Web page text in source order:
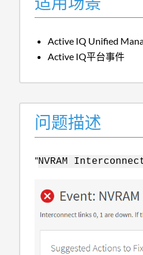
Active IQ Unified
Active IQ平台事件
问题描述
"NVRAM